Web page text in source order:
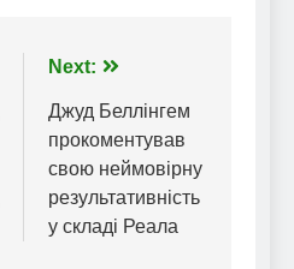
Next:
Джуд Беллінгем
прокоментував
свою неймовірну
результативність
у складі Реала